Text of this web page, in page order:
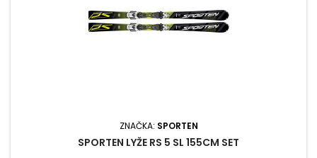
ZNAČKA: SPORTEN
SPORTEN LYŽE RS 5 SL 155CM SET